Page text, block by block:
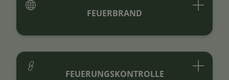
FEUERBRAND
FEUERUNGSKONTROLLE